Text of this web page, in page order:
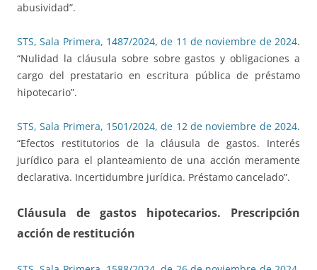
abusividad”.
STS, Sala Primera, 1487/2024, de 11 de noviembre de 2024.
“Nulidad la cláusula sobre sobre gastos y obligaciones a
cargo del prestatario en escritura pública de préstamo
hipotecario”.
STS, Sala Primera, 1501/2024, de 12 de noviembre de 2024.
“Efectos restitutorios de la cláusula de gastos. Interés
jurídico para el planteamiento de una acción meramente
declarativa. Incertidumbre jurídica. Préstamo cancelado”.
Cláusula de gastos hipotecarios. Prescripción
acción de restitución